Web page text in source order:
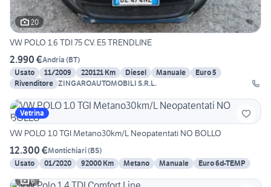
20
VW POLO 1.6 TDI 75 CV. E5 TRENDLINE
2.990 €Andria (BT)
Usato
11/2009 220121 Km Diesel Manuale
Euro 5
Rivenditore ZINGAROAUTOMOBILI S.R.L.
Vetrina
VW POLO 1.0 TGI Metano30km/L Neopatentati NO BOLLO
12.300 €Montichiari(BS)
Usato
01/2020 92000 Km Metano Manuale
Euro 6d-TEMP
6